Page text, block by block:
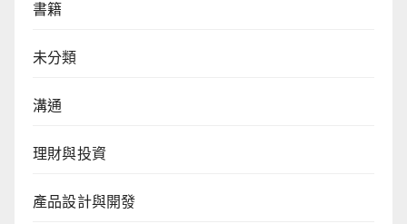
書籍
未分類
溝通
理財與投資
產品設計與開發